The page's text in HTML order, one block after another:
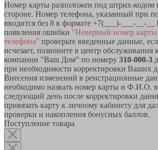
Номер карты разположен под штрих-кодом
стороне. Номер телефона, указанный при
вводится без 8 в формате +7(___)-___-__-__
появления ошибки "Неверный номер
телефона" проверьте введенные данные,
исчезает, позвоните в центр обслуживания
компании "Ваш Дом" по номеру 310-000-3
при необходимости корректировки Ваших
Внесения изменений в реистрационные
необходимо назвать номер карты и Ф.И.О.
следующий день после корректировки
привязать карту к личному кабинету для
проверки и накопления бонусных баллов.
Поступление товара